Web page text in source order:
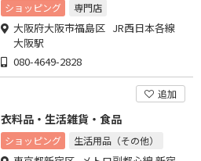
ショッピング 専門店
大阪府大阪市福島区 JR西日本各線
大阪駅
080-4649-2828
追加
衣料品・生活雑貨・食品
ショッピング 生活用品（その他）